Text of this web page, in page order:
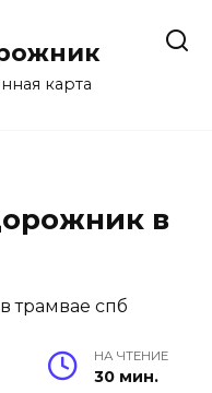
карта
в
НА ЧТЕНИЕ
30 мин.